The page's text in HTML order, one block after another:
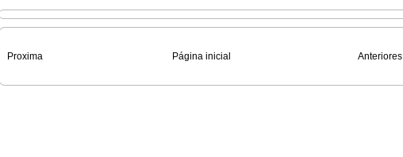
Proxima Anteriores
Página inicial